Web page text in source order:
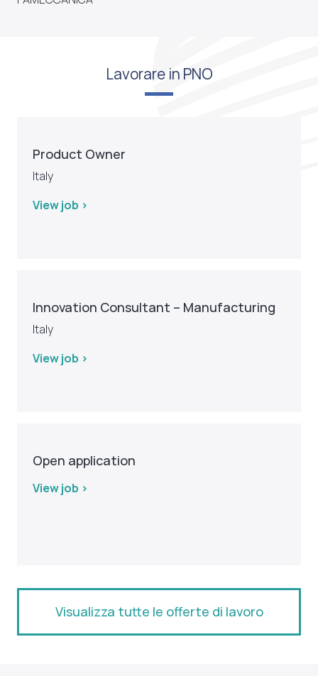
Lavorare in PNO
Product Owner
Italy
View job >
Innovation Consultant – Manufacturing
Italy
View job >
Open application
View job >
Visualizza tutte le offerte di lavoro